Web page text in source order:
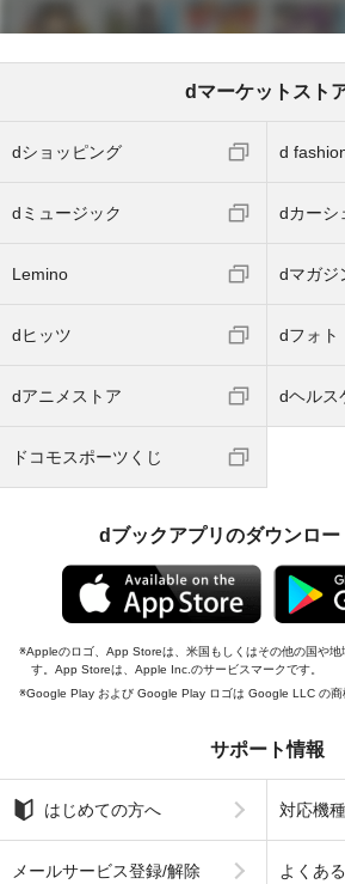
dマーケットスト
dショッピング d
dミュージック dカーシ
Lemino dマガジ
dヒッツ dフォト
dアニメストア dヘルス
ドコモスポーツくじ
dブックアプリのダウンロー
Appleのロゴ、App Storeは、米国もしくはその他の国や
す。App Storeは、Apple Inc.のサービスマークです。
Google Play および Google Play ロゴは Google LLC の商
サポート情報
はじめての方へ 対応機
メールサービス登録/解除 よくあ